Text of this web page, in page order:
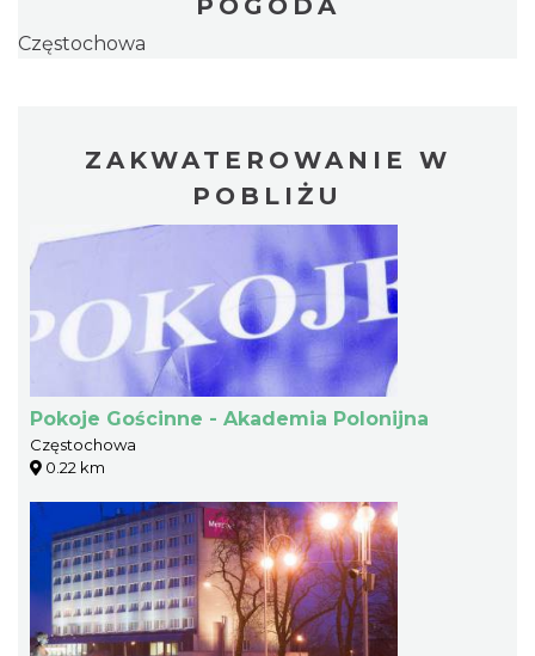
POGODA
Częstochowa
ZAKWATEROWANIE W
POBLIŻU
Pokoje Gościnne - Akademia Polonijna
Częstochowa
0.22 km